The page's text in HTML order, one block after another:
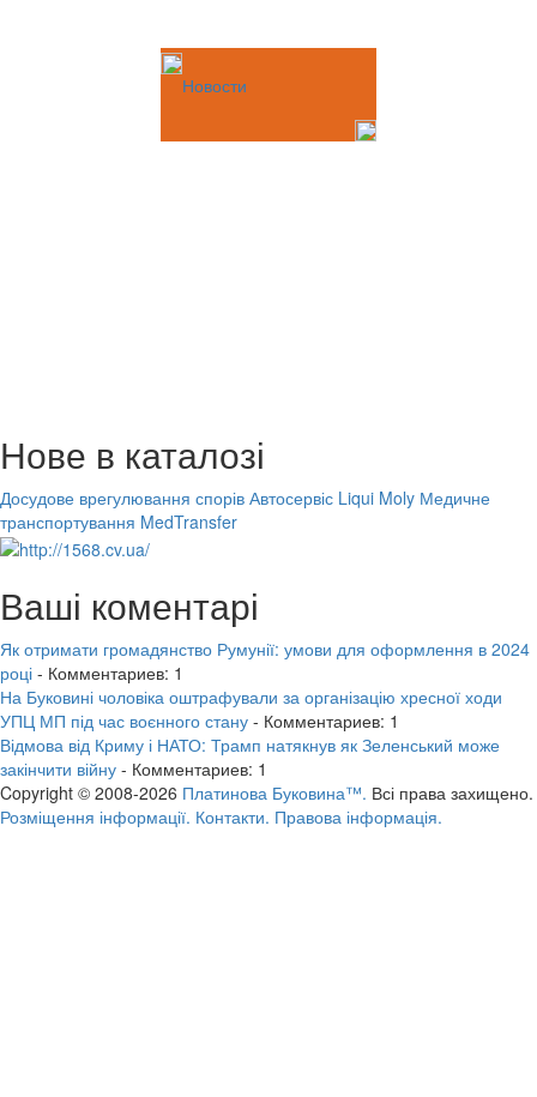
Новости
Нове в каталозі
Досудове врегулювання спорів Автосервіс Liqui Moly Медичне
транспортування MedTransfer
Ваші коментарі
Як отримати громадянство Румунії: умови для оформлення в 2024
році - Комментариев: 1
На Буковині чоловіка оштрафували за організацію хресної ходи
УПЦ МП під час воєнного стану - Комментариев: 1
Відмова від Криму і НАТО: Трамп натякнув як Зеленський може
закінчити війну - Комментариев: 1
Copyright © 2008-2026 Платинова Буковина™. Всі права захищено.
Розміщення інформації. Контакти. Правова інформація.